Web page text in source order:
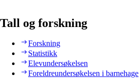
Tall og forskning
Forskning
Statistikk
Elevundersøkelsen
Foreldreundersøkelsen i barnehage